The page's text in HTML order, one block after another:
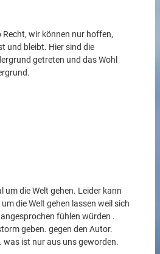
wir können nur hoffen,
und bleibt. Hier sind die
getreten und das Wohl
um die Welt gehen. Leider kann
die Welt gehen lassen weil sich
fühlen würden .
geben. gegen den Autor.
was ist nur aus uns geworden.